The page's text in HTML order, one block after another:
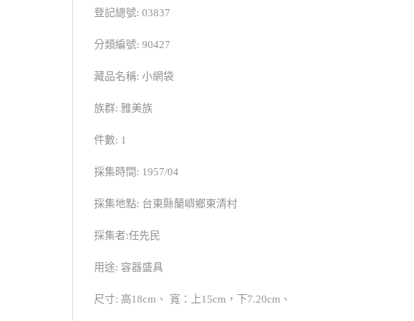
登記總號: 03837
分類編號: 90427
藏品名稱: 小網袋
族群: 雅美族
件數: 1
採集時間: 1957/04
採集地點: 台東縣蘭嶼鄉東清村
採集者:任先民
用途: 容器盛具
尺寸: 高18cm、 寬：上15cm，下7.20cm、